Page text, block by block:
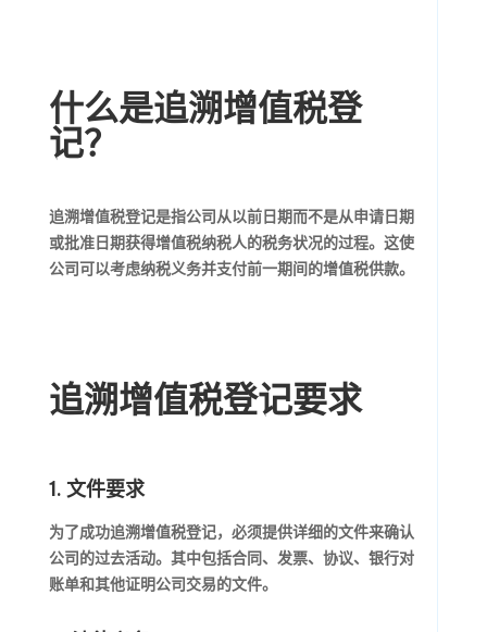
什么是追溯增值税登
记？
追溯增值税登记是指公司从以前日期而不是从申请日期
或批准日期获得增值税纳税人的税务状况的过程。这使
公司可以考虑纳税义务并支付前一期间的增值税供款。
追溯增值税登记要求
1. 文件要求
为了成功追溯增值税登记，必须提供详细的文件来确认
公司的过去活动。其中包括合同、发票、协议、银行对
账单和其他证明公司交易的文件。